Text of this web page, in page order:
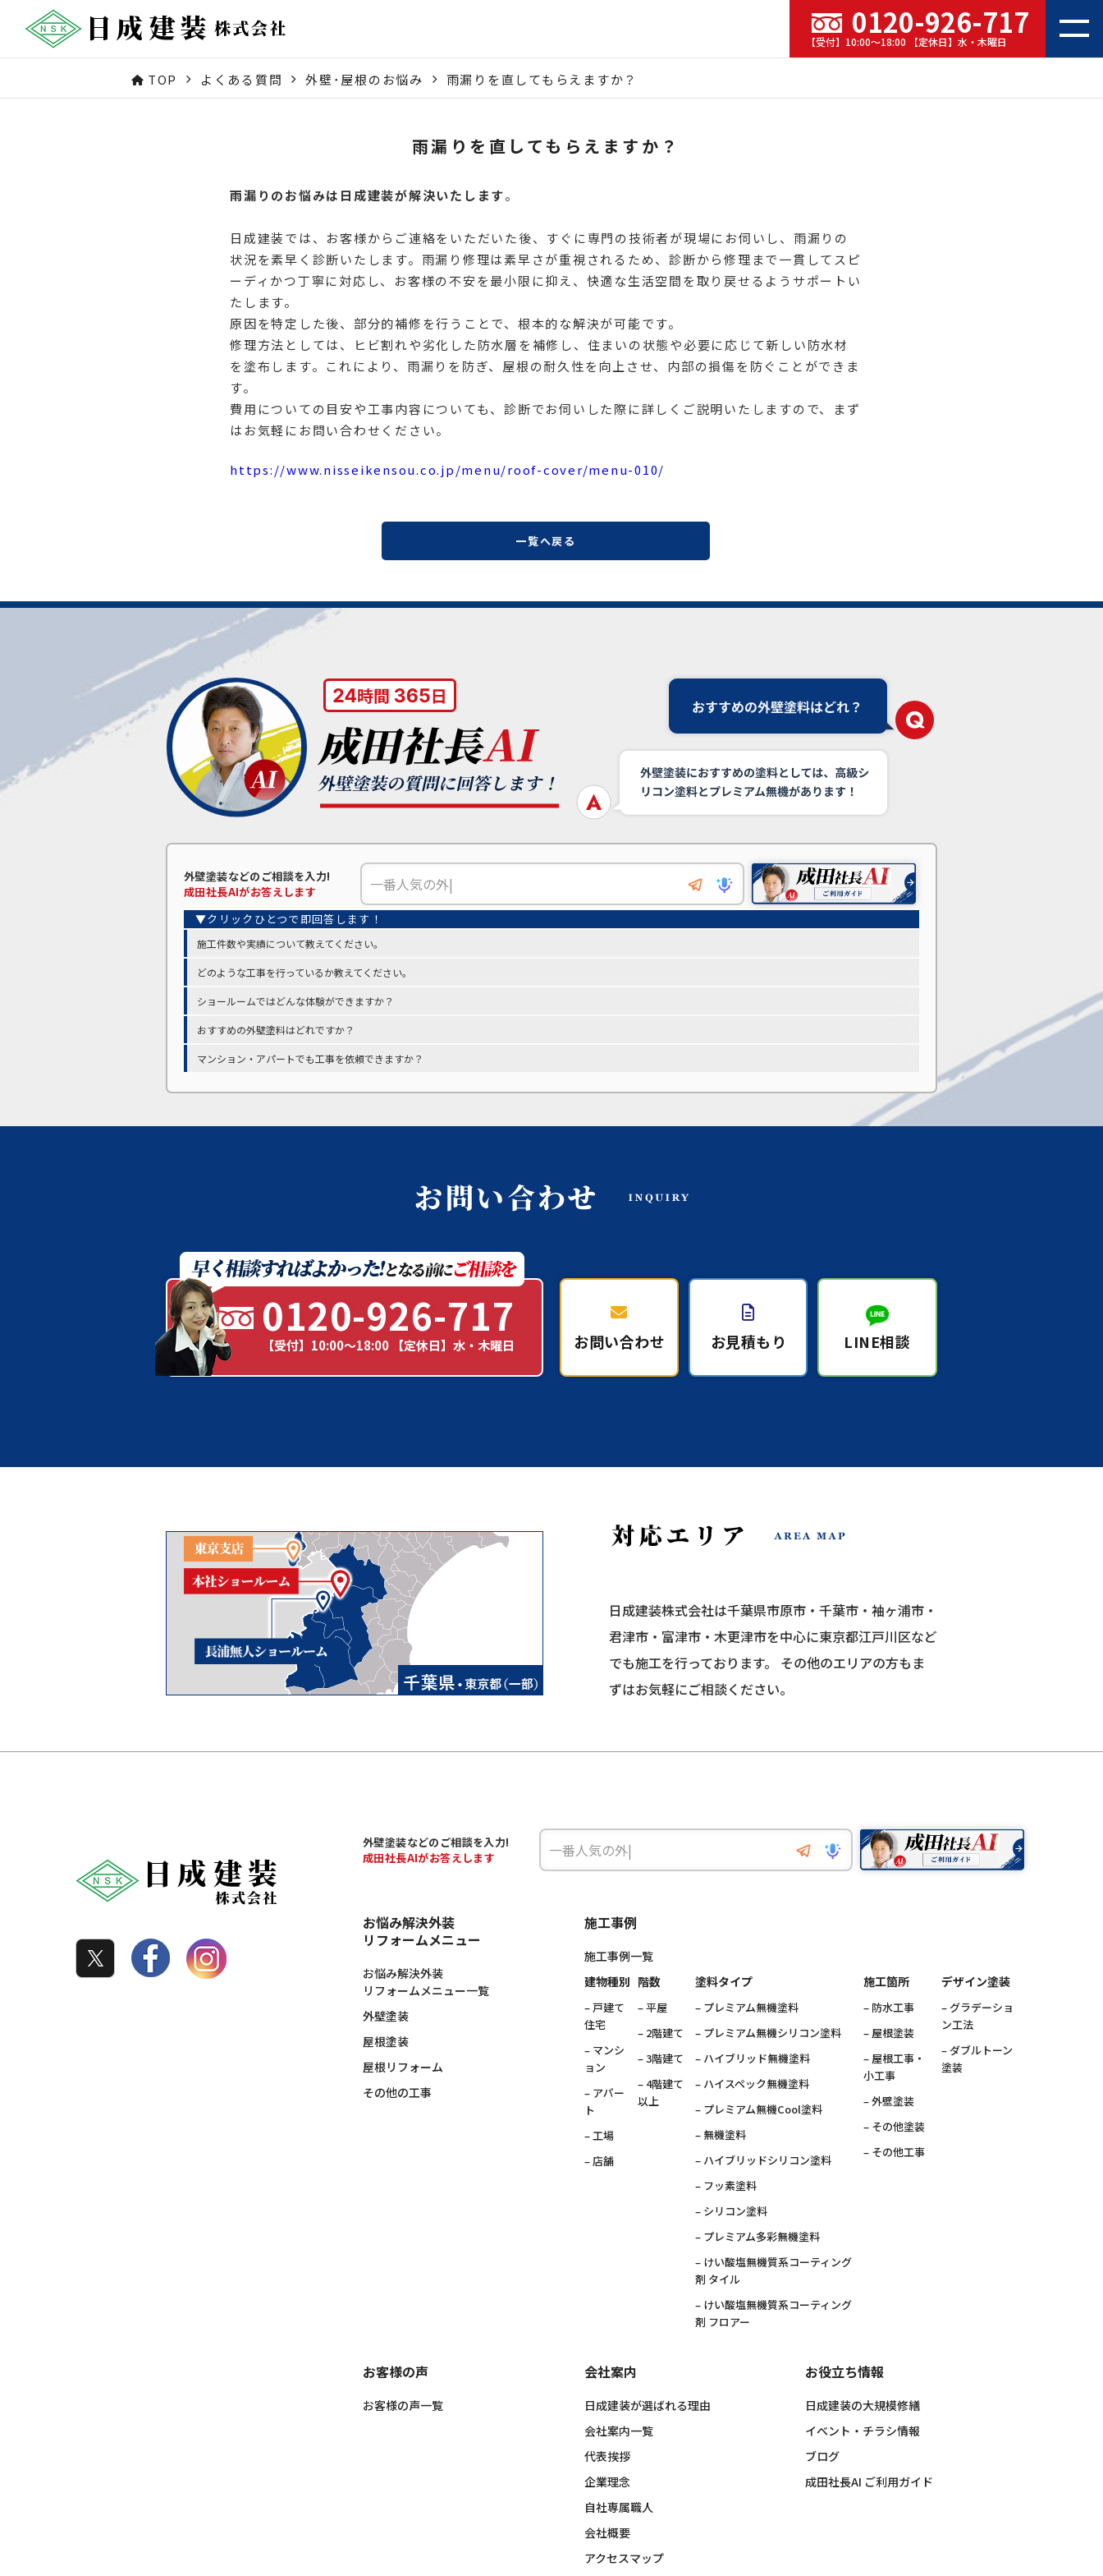
0120-926-717
【受付】10:00～18:00 【定休日】水・木曜日
TOP よくある質問 外壁･屋根のお悩み 雨漏りを直してもらえますか？
雨漏りを直してもらえますか？
雨漏りのお悩みは日成建装が解決いたします。
日成建装では、お客様からご連絡をいただいた後、すぐに専門の技術者が現場にお伺いし、雨漏りの
状況を素早く診断いたします。雨漏り修理は素早さが重視されるため、診断から修理まで一貫してスピ
ーディかつ丁寧に対応し、お客様の不安を最小限に抑え、快適な生活空間を取り戻せるようサポートい
たします。
原因を特定した後、部分的補修を行うことで、根本的な解決が可能です。
修理方法としては、ヒビ割れや劣化した防水層を補修し、住まいの状態や必要に応じて新しい防水材
を塗布します。これにより、雨漏りを防ぎ、屋根の耐久性を向上させ、内部の損傷を防ぐことができま
す。
費用についての目安や工事内容についても、診断でお伺いした際に詳しくご説明いたしますので、まず
はお気軽にお問い合わせください。
https://www.nisseikensou.co.jp/menu/roof-cover/menu-010/
一覧へ戻る
外壁塗装などの ご相談を入力!
成田社長AIがお答えします
施工件数や実績について教えてください。
どのような工事を行っているか教えてください。
ショールームではどんな体験ができますか？
おすすめの外壁塗料はどれですか？
マンション・アパートでも工事を依頼できますか？
0120-926-717
【受付】10:00～18:00 【定休日】水・木曜日 お問い合わせ お見積もり LINE相談
日成建装株式会社は千葉県市原市・千葉市・袖ヶ浦市・
君津市・富津市・木更津市を中心に東京都江戸川区など
でも施工を行っております。
その他のエリアの方もま
ずはお気軽にご相談ください。
外壁塗装などの ご相談を入力!
成田社長AIがお答えします
お悩み解決外装
リフォームメニュー
お悩み解決外装
リフォームメニュー一覧
外壁塗装
屋根塗装
屋根リフォーム
その他の工事
施工事例
施工事例一覧
建物種別
– 戸建て
住宅
– マンシ
ョン
– アパー
ト
– 工場
– 店舗
階数
– 平屋
– 2階建て
– 3階建て
– 4階建て
以上
塗料タイプ
– プレミアム無機塗料
– プレミアム無機シリコン塗料
– ハイブリッド無機塗料
– ハイスペック無機塗料
– プレミアム無機Cool塗料
– 無機塗料
– ハイブリッドシリコン塗料
– フッ素塗料
– シリコン塗料
– プレミアム多彩無機塗料
– けい酸塩無機質系コーティング
剤 タイル
– けい酸塩無機質系コーティング
剤 フロアー
施工箇所
– 防水工事
– 屋根塗装
– 屋根工事・
小工事
– 外壁塗装
– その他塗装
– その他工事
デザイン塗装
– グラデーショ
ン工法
– ダブルトーン
塗装
お客様の声
お客様の声一覧
会社案内
日成建装が選ばれる理由
会社案内一覧
代表挨拶
企業理念
自社専属職人
会社概要
アクセスマップ
お役立ち情報
日成建装の大規模修繕
イベント・チラシ情報
ブログ
成田社長AI ご利用ガイド